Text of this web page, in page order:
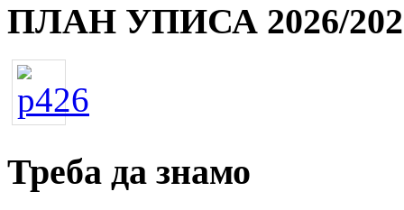
ПЛАН УПИСА 2026/
Треба да знамо